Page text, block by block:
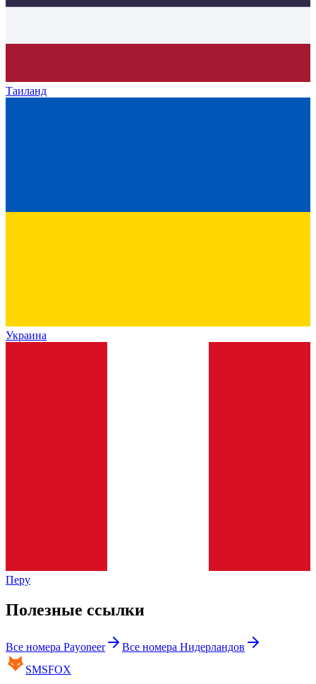
Таиланд
Украина
Перу
Полезные ссылки
Все номера Payoneer Все номера Нидерландов
SMSFOX